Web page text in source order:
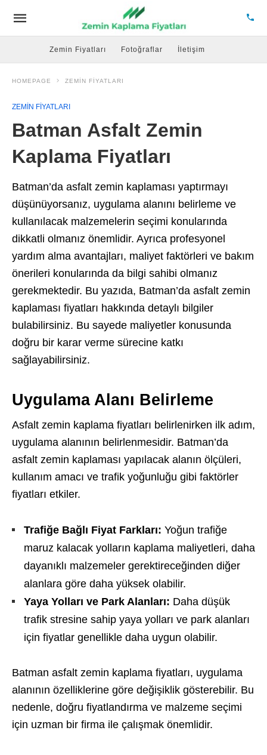
Zemin Fiyatları Fotoğraflar İletişim
HOMEPAGE ZEMIN FIYATLARI
ZEMIN FIYATLARI
Batman Asfalt Zemin
Kaplama Fiyatları
Batman’da asfalt zemin kaplaması yaptırmayı
düşünüyorsanız, uygulama alanını belirleme ve
kullanılacak malzemelerin seçimi konularında
dikkatli olmanız önemlidir. Ayrıca profesyonel
yardım alma avantajları, maliyet faktörleri ve bakım
önerileri konularında da bilgi sahibi olmanız
gerekmektedir. Bu yazıda, Batman’da asfalt zemin
kaplaması fiyatları hakkında detaylı bilgiler
bulabilirsiniz. Bu sayede maliyetler konusunda
doğru bir karar verme sürecine katkı
sağlayabilirsiniz.
Uygulama Alanı Belirleme
Asfalt zemin kaplama fiyatları belirlenirken ilk adım,
uygulama alanının belirlenmesidir. Batman’da
asfalt zemin kaplaması yapılacak alanın ölçüleri,
kullanım amacı ve trafik yoğunluğu gibi faktörler
fiyatları etkiler.
Trafiğe Bağlı Fiyat Farkları: Yoğun trafiğe
maruz kalacak yolların kaplama maliyetleri, daha
dayanıklı malzemeler gerektireceğinden diğer
alanlara göre daha yüksek olabilir.
Yaya Yolları ve Park Alanları: Daha düşük
trafik stresine sahip yaya yolları ve park alanları
için fiyatlar genellikle daha uygun olabilir.
Batman asfalt zemin kaplama fiyatları, uygulama
alanının özelliklerine göre değişiklik gösterebilir. Bu
nedenle, doğru fiyatlandırma ve malzeme seçimi
için uzman bir firma ile çalışmak önemlidir.